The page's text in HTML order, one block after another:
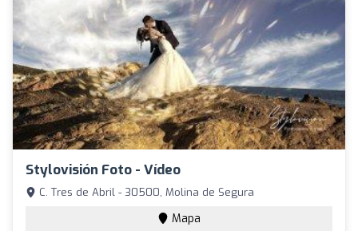
Stylovisión Foto - Vídeo
C. Tres de Abril - 30500, Molina de Segura
Mapa